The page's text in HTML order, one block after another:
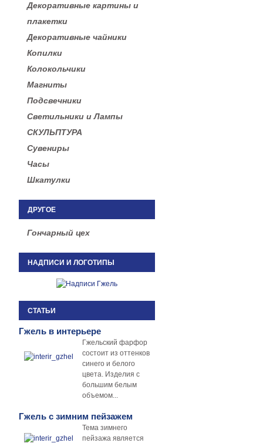
Декоративные картины и
плакетки
Декоративные чайники
Копилки
Колокольчики
Магниты
Подсвечники
Светильники и Лампы
СКУЛЬПТУРА
Сувениры
Часы
Шкатулки
ДРУГОЕ
Гончарный цех
НАДПИСИ И ЛОГОТИПЫ
СТАТЬИ
Гжель в интерьере
Гжельский фарфор
состоит из оттенков
синего и белого
цвета. Изделия с
большим белым
объемом...
Гжель с зимним пейзажем
Тема зимнего
пейзажа является